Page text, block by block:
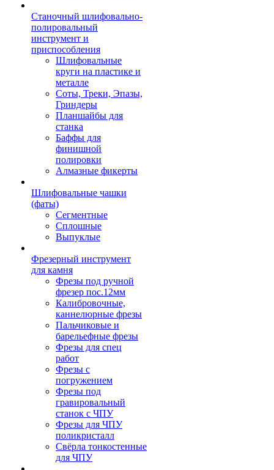
Станочный шлифовально-
полировальный
инструмент и
приспособления
Шлифовальные
круги на пластике и
металле
Соты, Треки, Эпазы,
Гриндеры
Планшайбы для
станка
Баффы для
финишной
полировки
Алмазные фикерты
Шлифовальные чашки
(фаты)
Сегментные
Сплошные
Выпуклые
Фрезерный инструмент
для камня
Фрезы под ручной
фрезер пос.12мм
Калибровочные,
каннелюрные фрезы
Пальчиковые и
барельефные фрезы
Фрезы для спец
работ
Фрезы с
погружением
Фрезы под
гравировальный
станок с ЧПУ
Фрезы для ЧПУ
поликристалл
Свёрла тонкостенные
для ЧПУ